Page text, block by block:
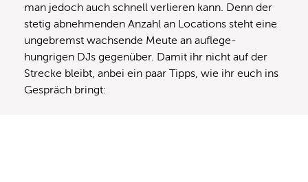
man jedoch auch schnell verlieren kann. Denn der
stetig abnehmenden Anzahl an Locations steht eine
ungebremst wachsende Meute an auflege-
hungrigen DJs gegenüber. Damit ihr nicht auf der
Strecke bleibt, anbei ein paar Tipps, wie ihr euch ins
Gespräch bringt: